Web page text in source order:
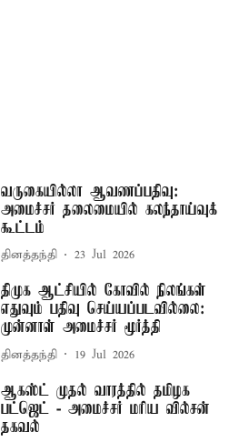
வருகையில்லா ஆவணப்பதிவு:
அமைச்சர் தலைமையில் கலந்தாய்வுக்
கூட்டம்
தினத்தந்தி 23 Jul 2026
திமுக ஆட்சியில் கோவில் நிலங்கள்
எதுவும் பதிவு செய்யப்படவில்லை:
முன்னாள் அமைச்சர் மூர்த்தி
தினத்தந்தி 19 Jul 2026
ஆகஸ்ட் முதல் வாரத்தில் தமிழக
பட்ஜெட் - அமைச்சர் மரிய வில்சன்
தகவல்